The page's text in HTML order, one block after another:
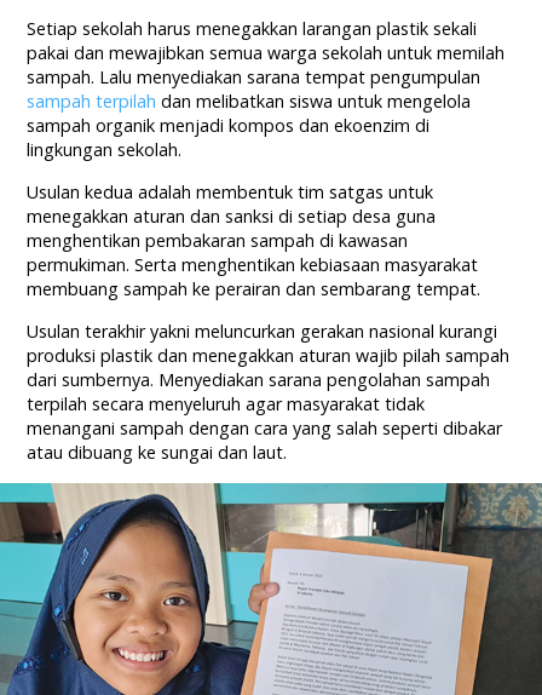
Setiap sekolah harus menegakkan larangan plastik sekali
pakai dan mewajibkan semua warga sekolah untuk memilah
sampah. Lalu menyediakan sarana tempat pengumpulan
sampah terpilah dan melibatkan siswa untuk mengelola
sampah organik menjadi kompos dan ekoenzim di
lingkungan sekolah.
Usulan kedua adalah membentuk tim satgas untuk
menegakkan aturan dan sanksi di setiap desa guna
menghentikan pembakaran sampah di kawasan
permukiman. Serta menghentikan kebiasaan masyarakat
membuang sampah ke perairan dan sembarang tempat.
Usulan terakhir yakni meluncurkan gerakan nasional kurangi
produksi plastik dan menegakkan aturan wajib pilah sampah
dari sumbernya. Menyediakan sarana pengolahan sampah
terpilah secara menyeluruh agar masyarakat tidak
menangani sampah dengan cara yang salah seperti dibakar
atau dibuang ke sungai dan laut.